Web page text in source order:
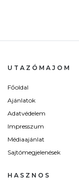
UTAZÓMAJOM
Főoldal
Ajánlatok
Adatvédelem
Impresszum
Médiaajánlat
Sajtómegjelenések
HASZNOS